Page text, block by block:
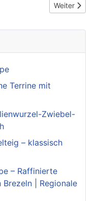
der Heimatvertriebenen:
Nächster
Weiter
Terrine mit
Zwiebel-
– klassisch
– Raffinierte
| Regionale